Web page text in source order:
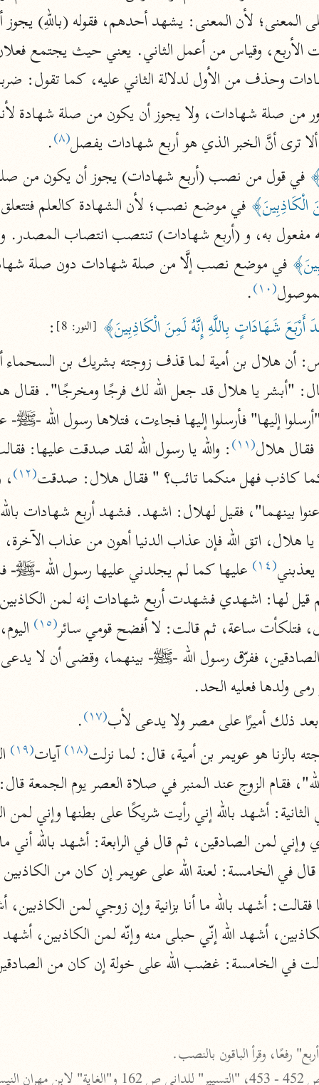
نحو ١١ مجلدًا
التسهيل لعلوم التنزيل
ابن جُزَيّ (٧٤١ هـ)
نحو ٣ مجلدات
موسوعات
روح المعاني
الآلوسي (١٢٧٠ هـ)
نحو ٢٨ مجلدًا
مفاتيح الغيب
فخر الدين الرازي (٦٠٦ هـ)
أخرى
أضواء البيان
محمد الأمين الشنقيطي (١٣٩٤ هـ)
نحو ١١ مجلدًا
نظم الدرر
البقاعي (٨٨٥ هـ)
لغة وبلاغة
التحرير والتنوير
ابن عاشور (١٣٩٣ هـ)
نحو ٢٤ مجلدًا
المحرر الوجيز
البحر المحيط
أبو حيان (٧٤٥ هـ)
نحو ١٦ مجلدًا
التفسير البسيط
الواحدي (٤٦٨ هـ)
نحو ٢٢ مجلدًا
إرشاد العقل السليم
أبو السعود (٩٨٢ هـ)
نحو ٩ مجلدات
الكشاف
الزمخشري (٥٣٨ هـ)
مركَّزة
آثار
وقياس من أعمل الثاني. يعني حيث يجتمع
وحذف من الأول لدلالة الثاني عليه، كما تقول:
ترى أنَّ الخبر الذي هو أربع شهادات يفصل(٨) .
الْكَاذِبِينَ﴾
(١٠)
.
شَهَادَاتٍ بِاللَّهِ إِنَّهُ لَمِنَ الْكَاذِبِينَ﴾ [النور: 8]
:
هلال(١١)
كاذب فهل منكما تائب؟ " فقال هلال: صدقت(١٢)
(١٤)
فتلكأت ساعة، ثم قالت: لا أفضح قومي سائر(١٥)
ولدها فعليه الحد.
ذلك أميرًا على مصر ولا يدعى لأب(١٧)
.
بالزنا هو عويمر بن أمية، قال: لما نزلت(١٨) آيات(١٩)
في الخامسة: لعنة الله على عويمر إن كان من الكاذبين
أشهد بالله ما أنا بزانية وإن زوجي لمن الكاذبين،
رفعًا، وقرأ الباقون بالنصب.